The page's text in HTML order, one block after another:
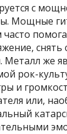
с
Мощные
снять
же
рок-
и
или,